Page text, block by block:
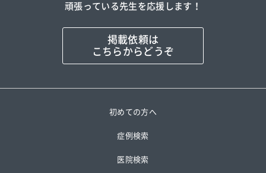
頑張っている先生を応援します！
掲載依頼は
こちらからどうぞ
初めての方へ
症例検索
医院検索